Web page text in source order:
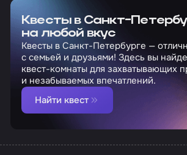
Квесты в Санкт-
на любой вкус
Квесты в Санкт-Петербурге —
с семьей и друзьями! Здесь вы
квест-комнаты для захватывающих
и незабываемых впечатлений.
Найти квест